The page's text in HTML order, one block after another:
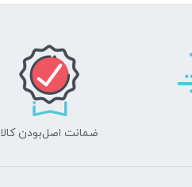
حافظه ی رمضمانت اصل‌بودن کالا